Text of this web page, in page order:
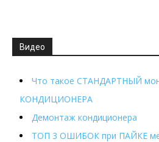
Видео
Что такое СТАНДАРТНЫЙ
КОНДИЦИОНЕРА
Демонтаж кондиционера
ТОП 3 ОШИБОК при ПАЙКЕ